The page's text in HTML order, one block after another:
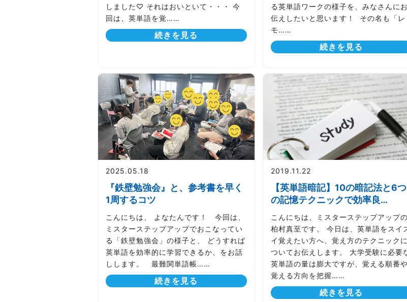
しました♡ それはおいといて・・・ 今
回は、英単語を覚……
続きを見る
る英単語ワークの様子を、みなさんにお
伝えしたいと思います！ その名も「レ
モ……
続きを見る
2025.05.18
『鉄壁勉強会』と、参考書を早く
1周するコツ
こんにちは、 よなたんです！ 今回は、
ミスターステップアップでおこなってい
る「鉄壁勉強会」の様子と、 どうすれば
英単語を効率的に学習できるか、をお話
しします。 最難関単語帳……
続きを見る
2019.11.22
【英単語暗記】10の暗記法と6つ
の記憶テクニックで効率良…
こんにちは、ミスターステップアップの
柏村真至です。 今日は、英単語をスイ
イ覚えたい方へ、覚え方のテクニックに
ついてお伝えします。 大学受験に必要
英単語の量は膨大ですが、覚える順番や
覚える方向を把握……
続きを見る